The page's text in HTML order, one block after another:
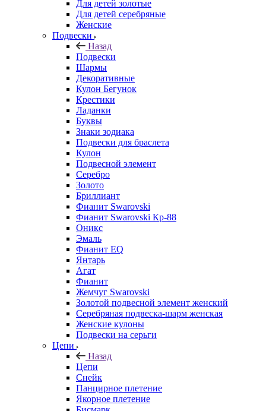
Для детей золотые
Для детей серебряные
Женские
Подвески
Назад
Подвески
Шармы
Декоративные
Кулон Бегунок
Крестики
Ладанки
Буквы
Знаки зодиака
Подвески для браслета
Кулон
Подвесной элемент
Серебро
Золото
Бриллиант
Фианит Swarovski
Фианит Swarovski Кр-88
Оникс
Эмаль
Фианит EQ
Янтарь
Агат
Фианит
Жемчуг Swarovski
Золотой подвесной элемент женcкий
Серебряная подвеска-шарм женская
Женские кулоны
Подвески на серьги
Цепи
Назад
Цепи
Снейк
Панцирное плетение
Якорное плетение